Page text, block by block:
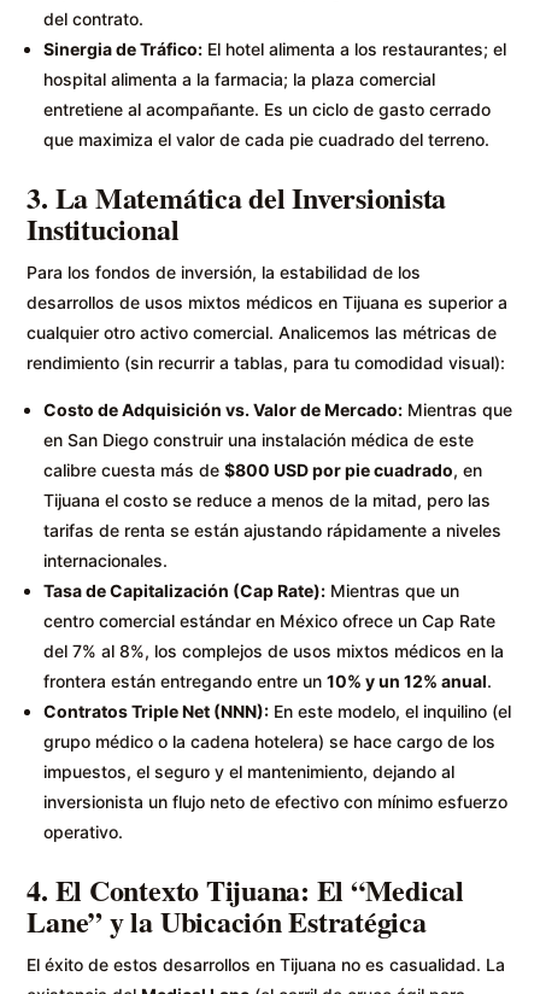
del contrato.
Sinergia de Tráfico: El hotel alimenta a los restaurantes; el
hospital alimenta a la farmacia; la plaza comercial
entretiene al acompañante. Es un ciclo de gasto cerrado
que maximiza el valor de cada pie cuadrado del terreno.
3. La Matemática del Inversionista
Institucional
Para los fondos de inversión, la estabilidad de los
desarrollos de usos mixtos médicos en Tijuana es superior a
cualquier otro activo comercial. Analicemos las métricas de
rendimiento (sin recurrir a tablas, para tu comodidad visual):
Costo de Adquisición vs. Valor de Mercado: Mientras que
en San Diego construir una instalación médica de este
calibre cuesta más de$800 USD por pie cuadrado, en
Tijuana el costo se reduce a menos de la mitad, pero las
tarifas de renta se están ajustando rápidamente a niveles
internacionales.
Tasa de Capitalización (Cap Rate): Mientras que un
centro comercial estándar en México ofrece un Cap Rate
del 7% al 8%, los complejos de usos mixtos médicos en la
frontera están entregando entre un10% y un 12% anual.
Contratos Triple Net (NNN): En este modelo, el inquilino (el
grupo médico o la cadena hotelera) se hace cargo de los
impuestos, el seguro y el mantenimiento, dejando al
inversionista un flujo neto de efectivo con mínimo esfuerzo
operativo.
4. El Contexto Tijuana: El “Medical
Lane” y la Ubicación Estratégica
El éxito de estos desarrollos en Tijuana no es casualidad. La